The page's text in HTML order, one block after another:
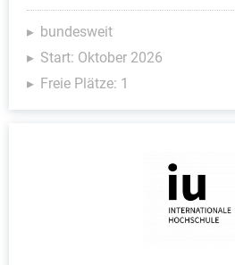
bundesweit
Start: Oktober 2026
Freie Plätze: 1